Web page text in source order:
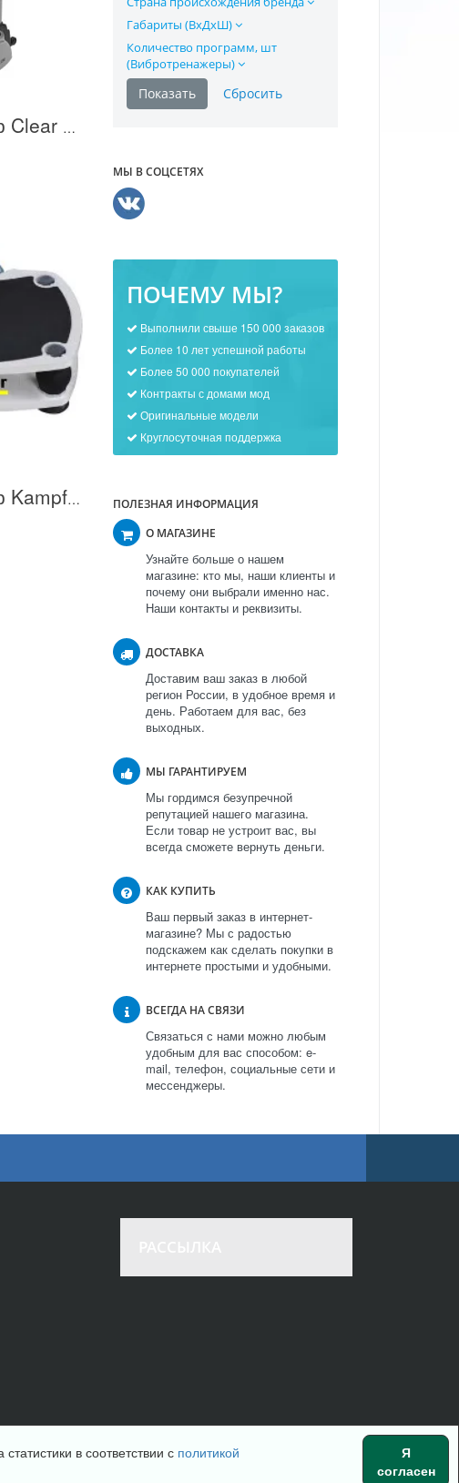
Габариты (ВхДхШ)
Количество программ, шт
(Вибротренажеры)
МЫ В СОЦСЕТЯХ
ПОЧЕМУ МЫ?
Выполнили свыше 150 000 заказов
Более 10 лет успешной работы
Более 50 000 покупателей
Контракты с домами мод
Оригинальные модели
Круглосуточная поддержка
ПОЛЕЗНАЯ ИНФОРМАЦИЯ
О МАГАЗИНЕ
Узнайте больше о нашем
магазине: кто мы, наши клиенты и
почему они выбрали именно нас.
Наши контакты и реквизиты.
ДОСТАВКА
Доставим ваш заказ в любой
регион России, в удобное время и
день. Работаем для вас, без
выходных.
МЫ ГАРАНТИРУЕМ
Мы гордимся безупречной
репутацией нашего магазина.
Если товар не устроит вас, вы
всегда сможете вернуть деньги.
КАК КУПИТЬ
Ваш первый заказ в интернет-
магазине? Мы с радостью
подскажем как сделать покупки в
интернете простыми и удобными.
ВСЕГДА НА СВЯЗИ
Связаться с нами можно любым
удобным для вас способом: e-
mail, телефон, социальные сети и
мессенджеры.
Вибротренажер Clear Fit CF-PLATE Domestique 301 в Москве
Вибротренажер Kampfer Chatter KP-1209 в Москве
в соответствии с политикой
Я
согласен